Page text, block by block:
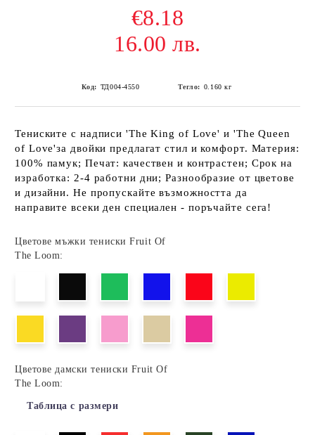
€8.18
16.00 лв.
Код: ТД004-4550 Тегло: 0.160 кг
Тениските с надписи 'The King of Love' и 'The Queen
of Love'за двойки предлагат стил и комфорт. Материя:
100% памук; Печат: качествен и контрастен; Срок на
изработка: 2-4 работни дни; Разнообразие от цветове
и дизайни. Не пропускайте възможността да
направите всеки ден специален - поръчайте сега!
Цветове мъжки тениски Fruit Of
The Loom:
Цветове дамски тениски Fruit Of
The Loom:
Таблица с размери